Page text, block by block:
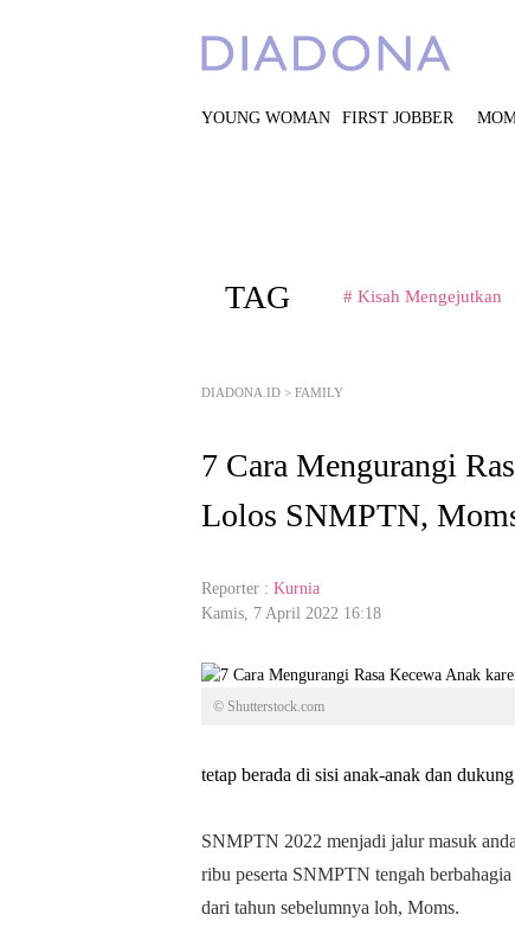
YOUNG WOMAN FIRST JOBBER
TAG # Kisah Mengejutkan
DIADONA.ID > FAMILY
7 Cara Mengurangi
Lolos SNMPTN,
Reporter : Kurnia
Kamis, 7 April 2022 16:18
© Shutterstock.com
tetap berada di sisi anak-anak dan
SNMPTN 2022 menjadi jalur masuk
ribu peserta SNMPTN tengah
dari tahun sebelumnya loh, Moms.